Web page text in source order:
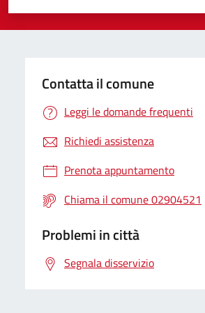
Valuta 5 stelle su 5
Valuta 4 stelle su 5
Valuta 3 stelle su 5
Valuta 2 stelle su 5
Valuta 1 stelle su 5
Contatta il comune
Leggi le domande frequenti
Richiedi assistenza
Prenota appuntamento
Chiama il comune 02904521
Problemi in città
Segnala disservizio